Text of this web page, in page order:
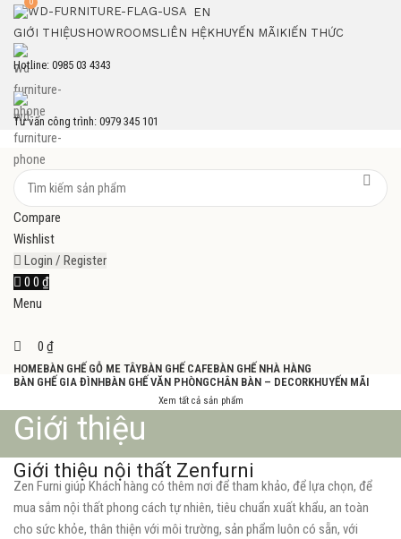
EN
GIỚI THIỆUSHOWROOMS LIÊN HỆKHUYẾN MÃI KIẾN THỨC
Hotline: 0985 03 4343
Tư vấn công trình: 0979 345 101
Compare
Wishlist
Login / Register
0 0 ₫
Menu
0
0 ₫
HOMEBÀN GHẾ GỖ ME TÂYBÀN GHẾ CAFEBÀN GHẾ NHÀ HÀNG
BÀN GHẾ GIA ĐÌNHBÀN GHẾ VĂN PHÒNGCHÂN BÀN – DECORKHUYẾN MÃI
Xem tất cả sản phẩm
Giới thiệu
Giới thiệu nội thất Zenfurni
Zen Furni giúp Khách hàng có thêm nơi để tham khảo, để lựa chọn, để
mua sắm nội thất phong cách tự nhiên, tiêu chuẩn xuất khẩu, an toàn
cho sức khỏe, thân thiện với môi trường, sản phẩm luôn có sẵn, với